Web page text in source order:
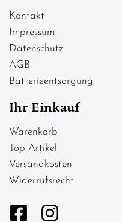
Kontakt
Impressum
Datenschutz
AGB
Batterieentsorgung
Ihr Einkauf
Warenkorb
Top Artikel
Versandkosten
Widerrufsrecht